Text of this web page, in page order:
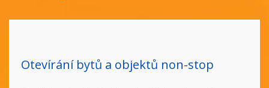
Otevírání bytů a objektů non-stop